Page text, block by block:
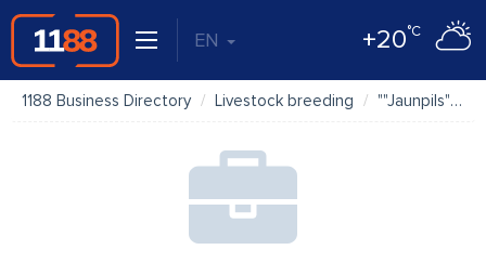
EN +20°C
1188 Business Directory Livestock breeding ""Jaunpils" lopkopības izmēģinājumu stacija" AS